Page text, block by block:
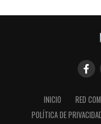
INICIO RED
POLÍTICA DE